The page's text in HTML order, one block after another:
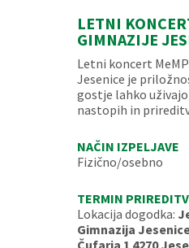
LETNI
GIMNAZIJE
Letni koncert
Jesenice je
gostje lahko
nastopih in
NAČIN IZPELJAVE
Fizično/osebno
TERMIN
Lokacija dogodka:
Gimnazija
Čufarja 1 4270